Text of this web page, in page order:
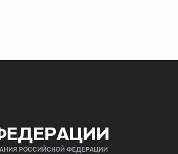
РОССИЙСКОЙ ФЕДЕРАЦИИ